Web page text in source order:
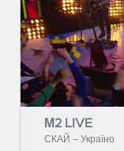
М2 LIVE
СКАЙ – Україно